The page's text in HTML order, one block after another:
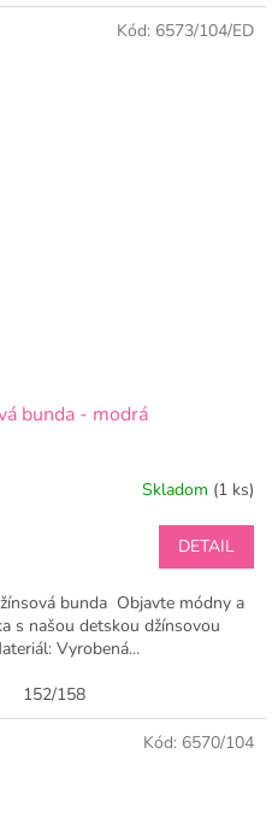
bunda - modrá
Skladom (1 ks)
DETAIL
bunda Objavte módny a
s našou detskou džínsovou
Vyrobená...
152/158
Kód: 6573/104/ED
Kód: 6570/104